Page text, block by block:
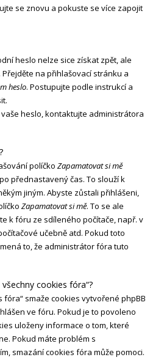
se znovu a pokuste se více zapojit
heslo nelze sice získat zpět, ale
na přihlašovací stránku a
heslo. Postupujte podle instrukcí a
heslo, kontaktujte administrátora
políčko Zapamatovat si mě
přednastavený čas. To slouží k
jiným. Abyste zůstali přihlášeni,
Zapamatovat si mě. To se ale
k fóru ze sdíleného počítače, např. v
učebně atd. Pokud toto
to, že administrátor fóra tuto
cookies fóra“?
fóra“ smaže cookies vytvořené phpBB
ve fóru. Pokud je to povoleno
uloženy informace o tom, které
Pokud máte problém s
smazání cookies fóra může pomoci.